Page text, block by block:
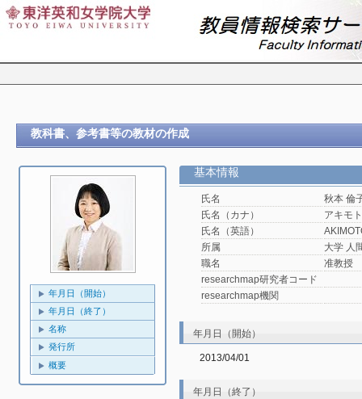
教科書、参考書等の教材の作成
年月日（開始）
年月日（終了）
名称
発行所
概要
基本情報
氏名
秋本 倫
氏名（カナ）
アキモ
氏名（英語）
所属
大学 人
職名
准教授
researchmap研究者コード
researchmap機関
年月日（開始）
2013/04/01
年月日（終了）